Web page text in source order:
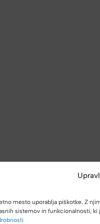
mesto uporablja piškotke. Z
sistemov in funkcionalnosti,